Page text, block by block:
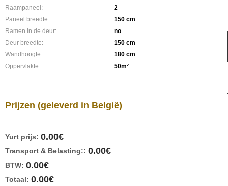
Raampaneel:
Paneel breedte:
2
150 cm
Ramen in de deur:
Deur breedte:
Wandhoogte:
Oppervlakte:
no
150 cm
180 cm
50m²
Prijzen (geleverd in België)
Yurt prijs: 0.00€
Transport & Belasting:: 0.00€
BTW: 0.00€
Totaal: 0.00€